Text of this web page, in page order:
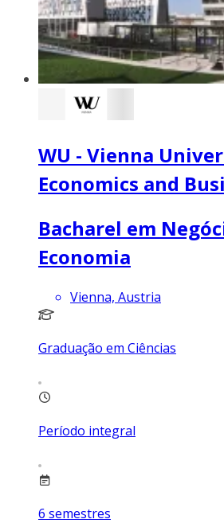
WU - Vienna
Economics and
Bacharel em
Economia
Vienna, Austria
Graduação em Ciências
Período integral
6 semestres